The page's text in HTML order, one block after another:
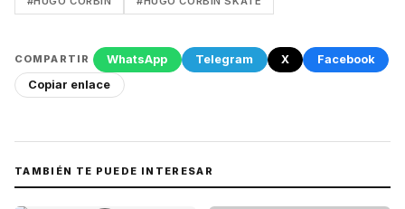
COMPARTIR WhatsApp Telegram X
Facebook
Copiar enlace
TAMBIÉN TE PUEDE INTERESAR